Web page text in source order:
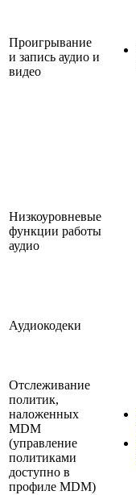
Проигрывание
и запись аудио и
видео
Низкоуровневые
функции работы
аудио
Аудиокодеки
Отслеживание
политик,
наложенных
MDM
(управление
политиками
доступно в
профиле MDM)